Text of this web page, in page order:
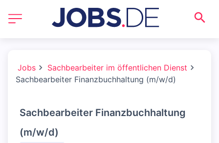
Jobs
Sachbearbeiter im öffentlichen Dienst
Sachbearbeiter Finanzbuchhaltung (m/w/d)
Sachbearbeiter Finanzbuchhaltung
(m/w/d)